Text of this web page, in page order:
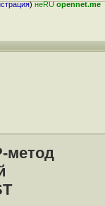
)неRUopennet.me
метод